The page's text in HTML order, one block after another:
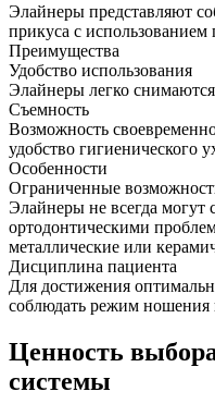
Элайнеры представляют
прикуса с использованием
Преимущества
Удобство использования
Элайнеры легко
Съемность
Возможность
удобство гигиенического
Особенности
Ограниченные
Элайнеры не всегда могут
ортодонтическими
металлические или
Дисциплина пациента
Для достижения
соблюдать режим ношения
Ценность
системы